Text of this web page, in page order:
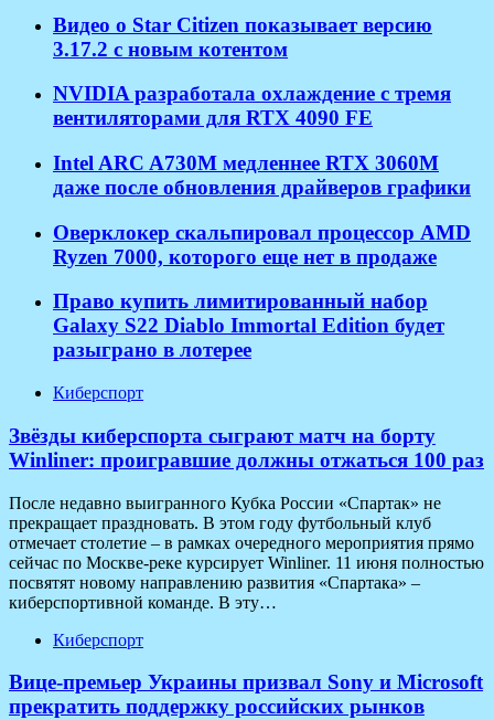
Видео о Star Citizen показывает версию
3.17.2 с новым котентом
NVIDIA разработала охлаждение с тремя
вентиляторами для RTX 4090 FE
Intel ARC A730M медленнее RTX 3060M
даже после обновления драйверов графики
Оверклокер скальпировал процессор AMD
Ryzen 7000, которого еще нет в продаже
Право купить лимитированный набор
Galaxy S22 Diablo Immortal Edition будет
разыграно в лотерее
Киберспорт
Звёзды киберспорта сыграют матч на борту
Winliner: проигравшие должны отжаться 100 раз
После недавно выигранного Кубка России «Спартак» не
прекращает праздновать. В этом году футбольный клуб
отмечает столетие – в рамках очередного мероприятия прямо
сейчас по Москве-реке курсирует Winliner. 11 июня полностью
посвятят новому направлению развития «Спартака» –
киберспортивной команде. В эту…
Киберспорт
Вице-премьер Украины призвал Sony и Microsoft
прекратить поддержку российских рынков